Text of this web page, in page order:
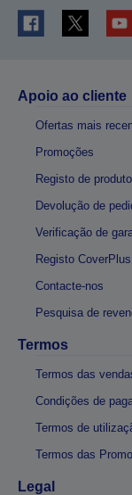
Apoio ao cliente
Ofertas mais
Promoções
Registo de
Devolução de
Verificação de
Registo CoverPlus
Contacte-nos
Pesquisa de
Termos
Termos das
Condições de
Termos de
Termos das
Legal